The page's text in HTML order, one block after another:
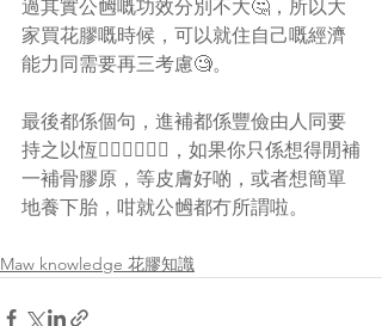
過其實公乸嘅功效分別不大🤔，所以大
家買花膠嘅時候，可以就住自己嘅經濟
能力同需要再三考慮🧐。
最後都係個句，進補都係豐儉由人同要
持之以恆🏃🏻‍♀️🏃🏻‍♂️，如果你只係想得閒補
一補骨膠原，等皮膚好啲，或者想簡單
地養下胎，咁就公乸都冇所謂啦。
Maw knowledge 花膠知識